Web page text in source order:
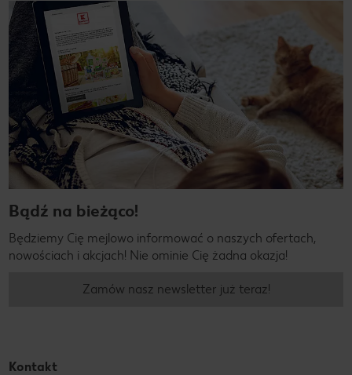
Bądź na bieżąco!
Będziemy Cię mejlowo informować o naszych ofertach,
nowościach i akcjach! Nie ominie Cię żadna okazja!
Zamów nasz newsletter już teraz!
Kontakt